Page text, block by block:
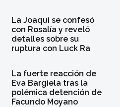
La Joaqui se confesó
con Rosalía y reveló
detalles sobre su
ruptura con Luck Ra
La fuerte reacción de
Eva Bargiela tras la
polémica detención de
Facundo Moyano